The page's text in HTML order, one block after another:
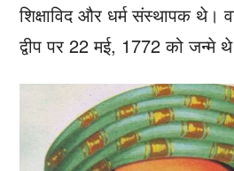
शिक्षाविद और धर्म संस्थापक थे।
द्वीप पर 22 मई, 1772 को जन्मे